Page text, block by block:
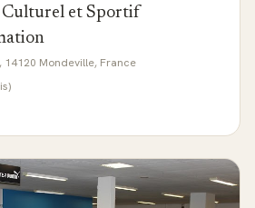
et Sportif
14120 Mondeville, France